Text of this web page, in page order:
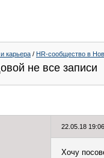
карьера / HR-сообщество в
не все записи
22.05.18 19:06
Хочу